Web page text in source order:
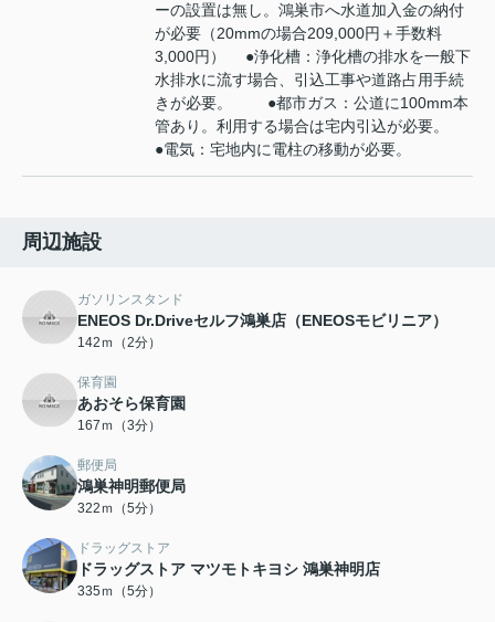
ーの設置は無し。鴻巣市へ水道加入金の納付
が必要（20mmの場合209,000円＋手数料
3,000円） ●浄化槽：浄化槽の排水を一般下
水排水に流す場合、引込工事や道路占用手続
きが必要。 ●都市ガス：公道に100mm本
管あり。利用する場合は宅内引込が必要。
●電気：宅地内に電柱の移動が必要。
周辺施設
ガソリンスタンド
ENEOS Dr.Driveセルフ鴻巣店（ENEOSモビリニア）
142ｍ（2分）
保育園
あおそら保育園
167ｍ（3分）
郵便局
鴻巣神明郵便局
322ｍ（5分）
ドラッグストア
ドラッグストア マツモトキヨシ 鴻巣神明店
335ｍ（5分）